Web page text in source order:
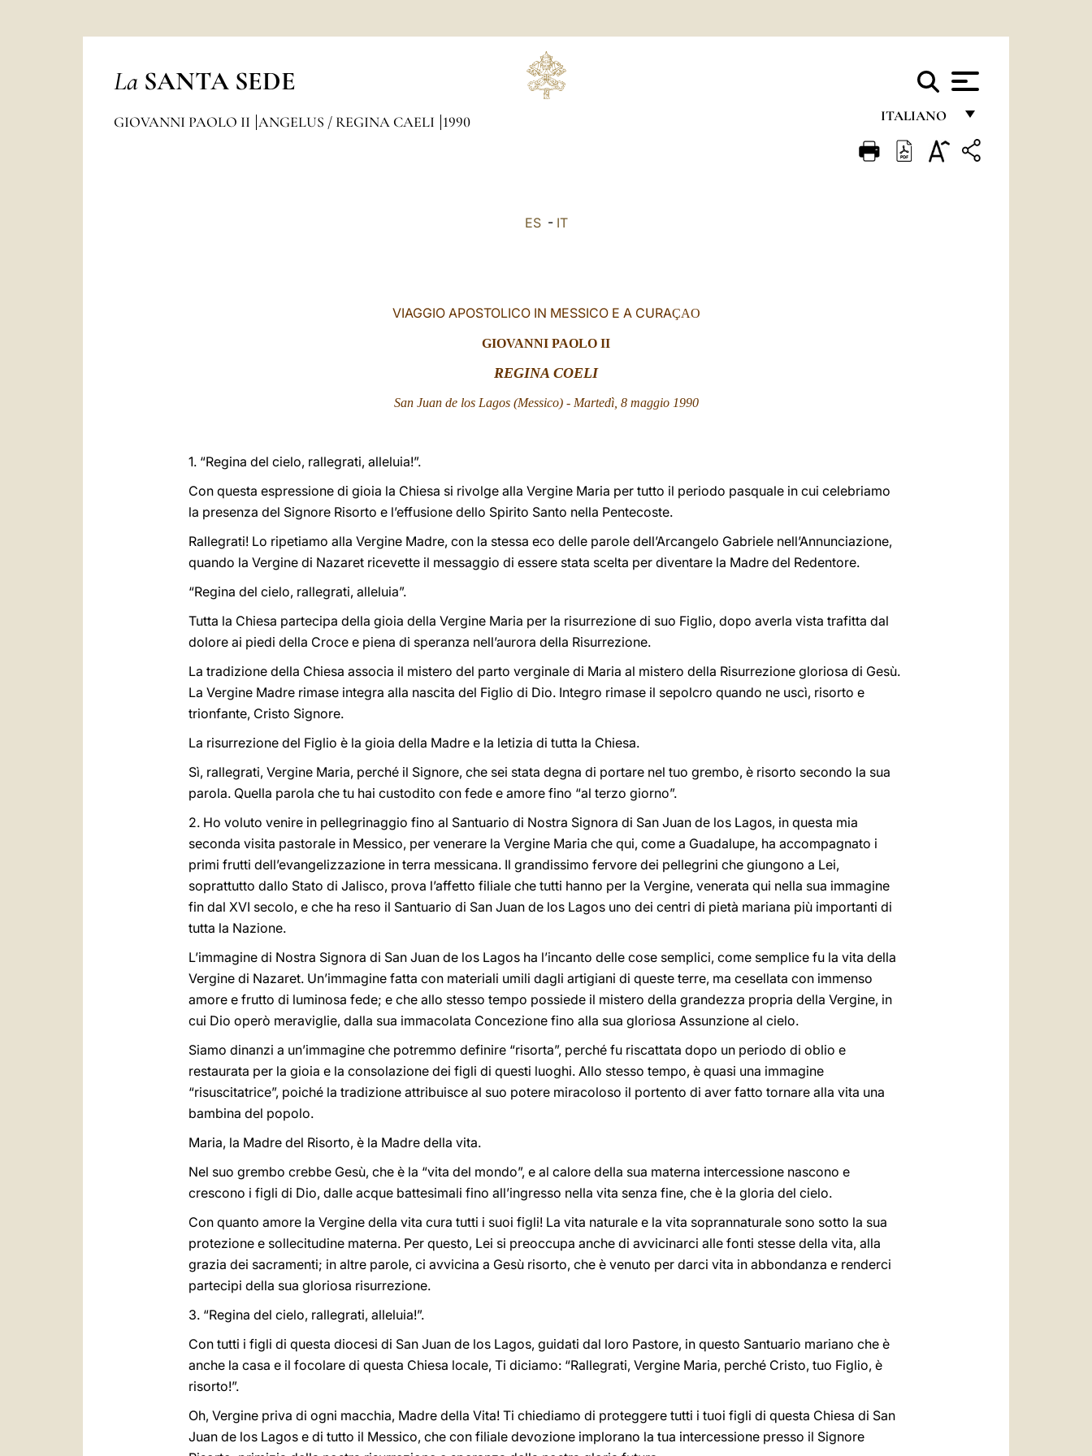
La SANTA SEDE
ITALIANO
FRANÇAIS
GIOVANNI PAOLO II ANGELUS / REGINA CAELI 1990
ES- IT
VIAGGIO APOSTOLICO IN MESSICO E A CURAÇAO
GIOVANNI PAOLO II
REGINA COELI
San Juan de los Lagos (Messico) - Martedì, 8 maggio 1990
1. “Regina del cielo, rallegrati, alleluia!”.
Con questa espressione di gioia la Chiesa si rivolge alla Vergine Maria per tutto il periodo pasquale in cui celebriamo
la presenza del Signore Risorto e l’effusione dello Spirito Santo nella Pentecoste.
Rallegrati! Lo ripetiamo alla Vergine Madre, con la stessa eco delle parole dell’Arcangelo Gabriele nell’Annunciazione,
quando la Vergine di Nazaret ricevette il messaggio di essere stata scelta per diventare la Madre del Redentore.
“Regina del cielo, rallegrati, alleluia”.
Tutta la Chiesa partecipa della gioia della Vergine Maria per la risurrezione di suo Figlio, dopo averla vista trafitta dal
dolore ai piedi della Croce e piena di speranza nell’aurora della Risurrezione.
La tradizione della Chiesa associa il mistero del parto verginale di Maria al mistero della Risurrezione gloriosa di Gesù.
La Vergine Madre rimase integra alla nascita del Figlio di Dio. Integro rimase il sepolcro quando ne uscì, risorto e
trionfante, Cristo Signore.
La risurrezione del Figlio è la gioia della Madre e la letizia di tutta la Chiesa.
Sì, rallegrati, Vergine Maria, perché il Signore, che sei stata degna di portare nel tuo grembo, è risorto secondo la sua
parola. Quella parola che tu hai custodito con fede e amore fino “al terzo giorno”.
2. Ho voluto venire in pellegrinaggio fino al Santuario di Nostra Signora di San Juan de los Lagos, in questa mia
seconda visita pastorale in Messico, per venerare la Vergine Maria che qui, come a Guadalupe, ha accompagnato i
primi frutti dell’evangelizzazione in terra messicana. Il grandissimo fervore dei pellegrini che giungono a Lei,
soprattutto dallo Stato di Jalisco, prova l’affetto filiale che tutti hanno per la Vergine, venerata qui nella sua immagine
fin dal XVI secolo, e che ha reso il Santuario di San Juan de los Lagos uno dei centri di pietà mariana più importanti di
tutta la Nazione.
L’immagine di Nostra Signora di San Juan de los Lagos ha l’incanto delle cose semplici, come semplice fu la vita della
Vergine di Nazaret. Un’immagine fatta con materiali umili dagli artigiani di queste terre, ma cesellata con immenso
amore e frutto di luminosa fede; e che allo stesso tempo possiede il mistero della grandezza propria della Vergine, in
cui Dio operò meraviglie, dalla sua immacolata Concezione fino alla sua gloriosa Assunzione al cielo.
Siamo dinanzi a un’immagine che potremmo definire “risorta”, perché fu riscattata dopo un periodo di oblio e
restaurata per la gioia e la consolazione dei figli di questi luoghi. Allo stesso tempo, è quasi una immagine
“risuscitatrice”, poiché la tradizione attribuisce al suo potere miracoloso il portento di aver fatto tornare alla vita una
bambina del popolo.
Maria, la Madre del Risorto, è la Madre della vita.
Nel suo grembo crebbe Gesù, che è la “vita del mondo”, e al calore della sua materna intercessione nascono e
crescono i figli di Dio, dalle acque battesimali fino all’ingresso nella vita senza fine, che è la gloria del cielo.
Con quanto amore la Vergine della vita cura tutti i suoi figli! La vita naturale e la vita soprannaturale sono sotto la sua
protezione e sollecitudine materna. Per questo, Lei si preoccupa anche di avvicinarci alle fonti stesse della vita, alla
grazia dei sacramenti; in altre parole, ci avvicina a Gesù risorto, che è venuto per darci vita in abbondanza e renderci
partecipi della sua gloriosa risurrezione.
3. “Regina del cielo, rallegrati, alleluia!”.
Con tutti i figli di questa diocesi di San Juan de los Lagos, guidati dal loro Pastore, in questo Santuario mariano che è
anche la casa e il focolare di questa Chiesa locale, Ti diciamo: “Rallegrati, Vergine Maria, perché Cristo, tuo Figlio, è
risorto!”.
Oh, Vergine priva di ogni macchia, Madre della Vita! Ti chiediamo di proteggere tutti i tuoi figli di questa Chiesa di San
Juan de los Lagos e di tutto il Messico, che con filiale devozione implorano la tua intercessione presso il Signore